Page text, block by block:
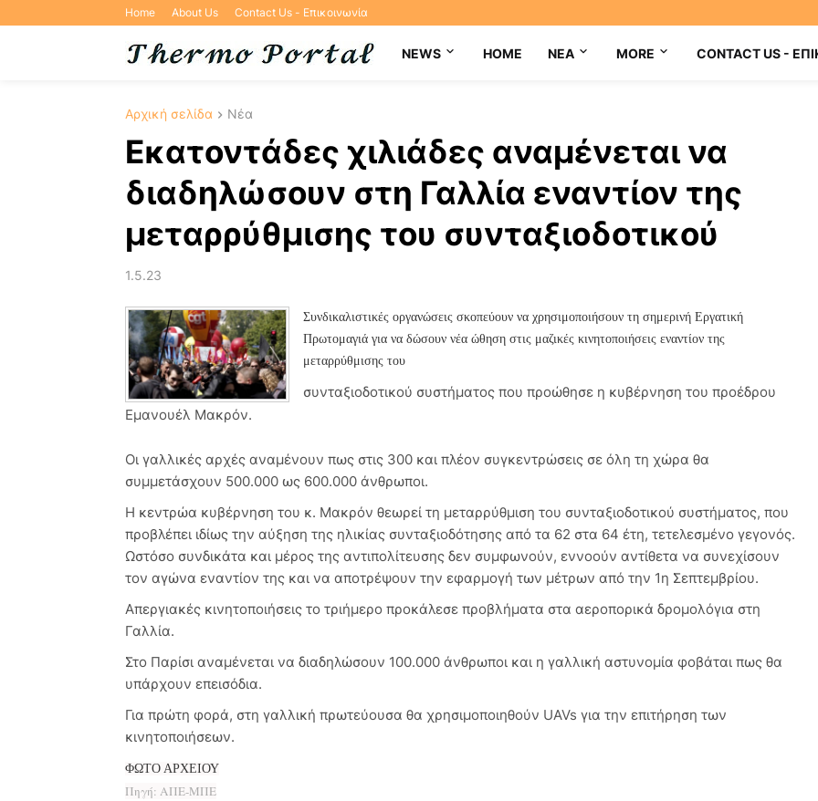
Home About Us Contact Us - Επικοινωνία
NEWS HOME NEA MORE CONTACT US -
Αρχική σελίδα Νέα
Εκατοντάδες χιλιάδες αναμένεται να
διαδηλώσουν στη Γαλλία εναντίον της
μεταρρύθμισης του συνταξιοδοτικού
1.5.23
Συνδικαλιστικές οργανώσεις σκοπεύουν να χρησιμοποιήσουν τη σημερινή Εργατική
Πρωτομαγιά για να δώσουν νέα ώθηση στις μαζικές κινητοποιήσεις εναντίον της
μεταρρύθμισης του
συνταξιοδοτικού συστήματος που προώθησε η κυβέρνηση του προέδρου
Εμανουέλ Μακρόν.
Οι γαλλικές αρχές αναμένουν πως στις 300 και πλέον συγκεντρώσεις σε όλη τη χώρα θα
συμμετάσχουν 500.000 ως 600.000 άνθρωποι.
Η κεντρώα κυβέρνηση του κ. Μακρόν θεωρεί τη μεταρρύθμιση του συνταξιοδοτικού συστήματος, που
προβλέπει ιδίως την αύξηση της ηλικίας συνταξιοδότησης από τα 62 στα 64 έτη, τετελεσμένο γεγονός.
Ωστόσο συνδικάτα και μέρος της αντιπολίτευσης δεν συμφωνούν, εννοούν αντίθετα να συνεχίσουν
τον αγώνα εναντίον της και να αποτρέψουν την εφαρμογή των μέτρων από την 1η Σεπτεμβρίου.
Απεργιακές κινητοποιήσεις το τριήμερο προκάλεσε προβλήματα στα αεροπορικά δρομολόγια στη
Γαλλία.
Στο Παρίσι αναμένεται να διαδηλώσουν 100.000 άνθρωποι και η γαλλική αστυνομία φοβάται πως θα
υπάρχουν επεισόδια.
Για πρώτη φορά, στη γαλλική πρωτεύουσα θα χρησιμοποιηθούν UAVs για την επιτήρηση των
κινητοποιήσεων.
ΦΩΤΟ ΑΡΧΕΙΟΥ
Πηγή: ΑΠΕ-ΜΠΕ